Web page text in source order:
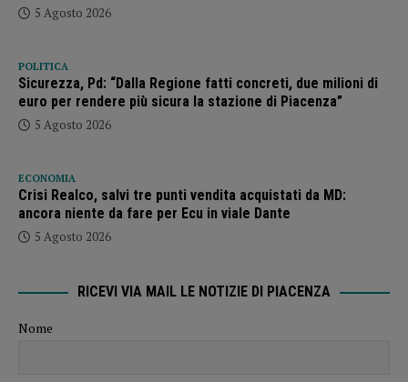
5 Agosto 2026
POLITICA
Sicurezza, Pd: “Dalla Regione fatti concreti, due milioni di
euro per rendere più sicura la stazione di Piacenza”
5 Agosto 2026
ECONOMIA
Crisi Realco, salvi tre punti vendita acquistati da MD:
ancora niente da fare per Ecu in viale Dante
5 Agosto 2026
RICEVI VIA MAIL LE NOTIZIE DI PIACENZA
Nome